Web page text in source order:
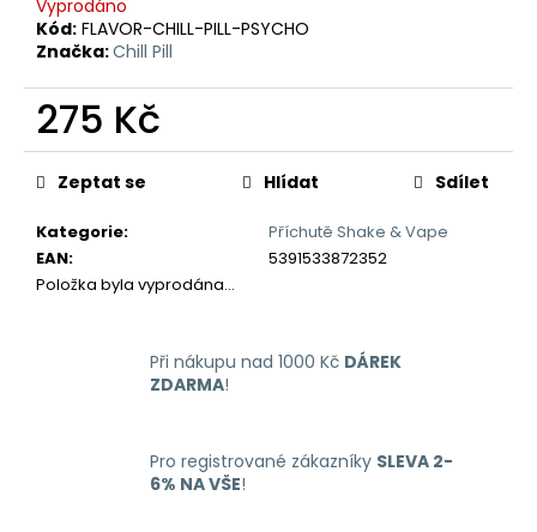
Vyprodáno
Kód: FLAVOR-CHILL-PILL-PSYCHO
Značka:Chill Pill
275 Kč
Měrná
cena:
Kategorie:
Příchutě Shake & Vape
EAN:
5391533872352
Položka byla vyprodána…
Zeptat se Hlídat Sdílet
Při nákupu nad 1000 Kč DÁREK
ZDARMA!
Pro registrované zákazníky SLEVA 2-
6% NA VŠE!
u
č
j
m
e
LIQUID
DEKANG
MENTHOL